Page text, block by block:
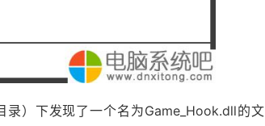
）下发现了一个名为Game_Hook.dll的文